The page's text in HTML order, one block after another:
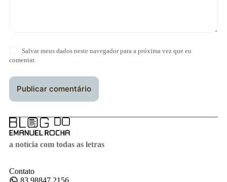
Salvar meus dados neste navegador para a próxima vez que eu
comentar.
Publicar comentário
a notícia com todas as letras
Contato